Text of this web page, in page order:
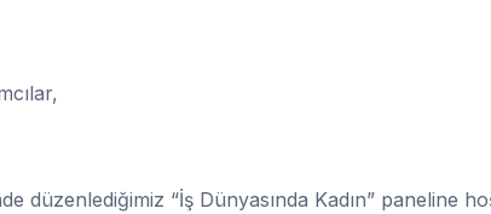
düzenlediğimiz “İş Dünyasında Kadın” paneline